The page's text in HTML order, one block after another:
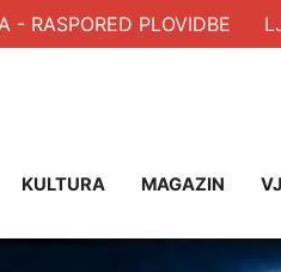
PLOVIDBE
KULTURA MAGAZIN